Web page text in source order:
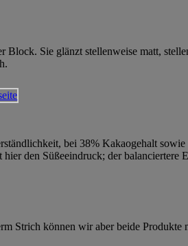
Sie glänzt stellenweise matt,
bei 38% Kakaogehalt sowie
den Süßeeindruck; der balanciertere
Strich können wir aber beide